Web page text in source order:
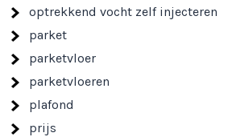
optrekkend vocht zelf injecteren
parket
parketvloer
parketvloeren
plafond
prijs